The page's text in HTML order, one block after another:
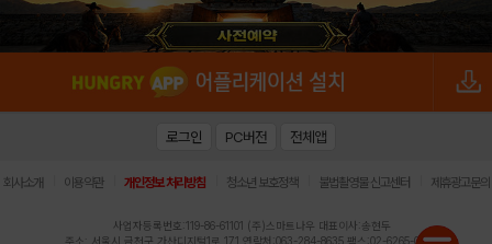
로그인 PC버전 전체앱
회사소개 이용약관 개인정보 처리방침 청소년 보호정책 불법촬영물 신고센터 제휴광고문의
사업자등록번호:119-86-61101 (주)스마트나우 대표이사:송현두
주소: 서울시 금천구 가산디지털1로 171 연락처:063-284-8635 팩스:02-6265-0377